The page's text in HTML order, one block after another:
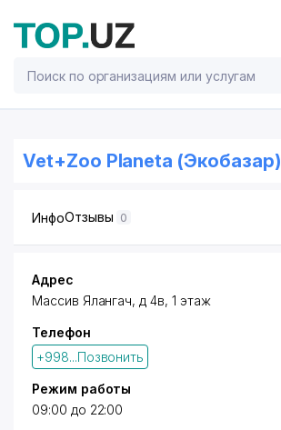
Vet+Zoo Planeta (Экобазар)
ИнфоОтзывы 0
Адрес
​Массив Ялангач, д 4в​, 1 этаж
Телефон
+998...Позвонить
Режим работы
09:00 до 22:00